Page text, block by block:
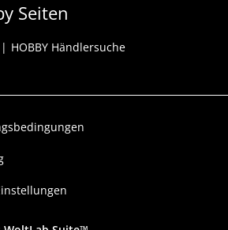
Seiten
HOBBY Händlersuche